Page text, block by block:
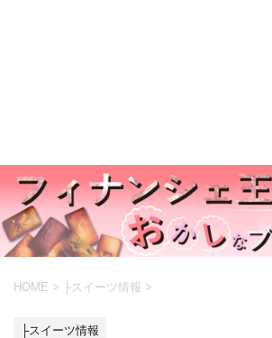
HOME > ├スイーツ情報 >
├スイーツ情報